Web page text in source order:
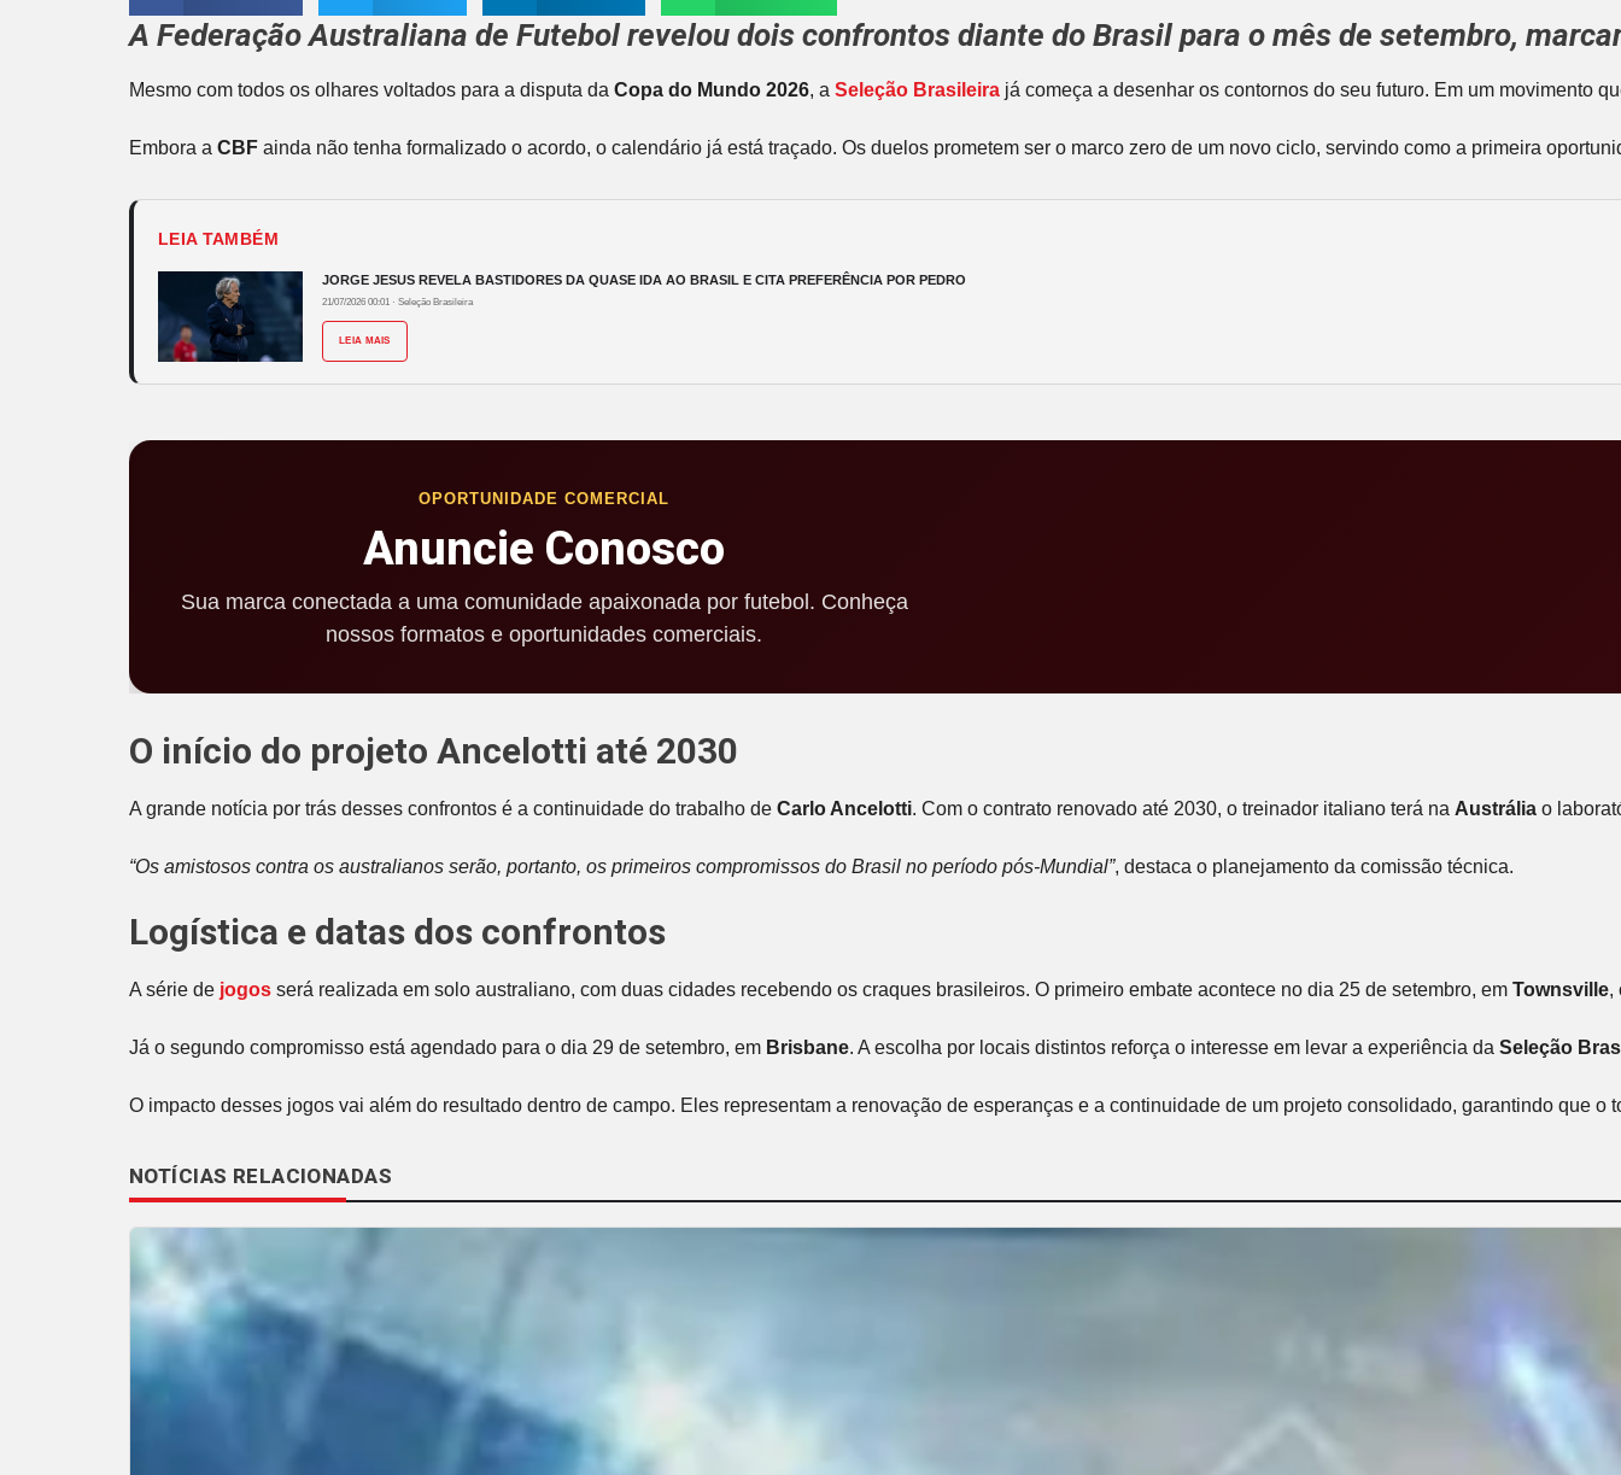
A Federação Australiana de Futebol revelou dois confrontos diante do Brasil para o mês de setembro,
Mesmo com todos os olhares voltados para a disputa da Copa do Mundo 2026, a Seleção Brasileira já começa a desenhar os contornos do seu futuro. Em um movimento
Embora a CBF ainda não tenha formalizado o acordo, o calendário já está traçado. Os duelos prometem ser o marco zero de um novo ciclo, servindo como a primeira
LEIA TAMBÉM
JORGE JESUS REVELA BASTIDORES DA QUASE IDA AO BRASIL E CITA PREFERÊNCIA POR PEDRO
21/07/2026 00:01 · Seleção Brasileira
LEIA MAIS
OPORTUNIDADE COMERCIAL
Anuncie Conosco
Sua marca conectada a uma comunidade apaixonada por futebol. Conheça
nossos formatos e oportunidades comerciais.
O início do projeto Ancelotti até 2030
A grande notícia por trás desses confrontos é a continuidade do trabalho de Carlo Ancelotti. Com o contrato renovado até 2030, o treinador italiano terá na Austrália o
“Os amistosos contra os australianos serão, portanto, os primeiros compromissos do Brasil no período pós-Mundial”, destaca o planejamento da comissão técnica.
Logística e datas dos confrontos
A série de jogos será realizada em solo australiano, com duas cidades recebendo os craques brasileiros. O primeiro embate acontece no dia 25 de setembro, em Townsville,
Já o segundo compromisso está agendado para o dia 29 de setembro, em Brisbane. A escolha por locais distintos reforça o interesse em levar a experiência da Seleção
O impacto desses jogos vai além do resultado dentro de campo. Eles representam a renovação de esperanças e a continuidade de um projeto consolidado, garantindo que
NOTÍCIAS RELACIONADAS